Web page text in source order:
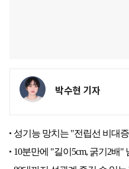
박수현 기자